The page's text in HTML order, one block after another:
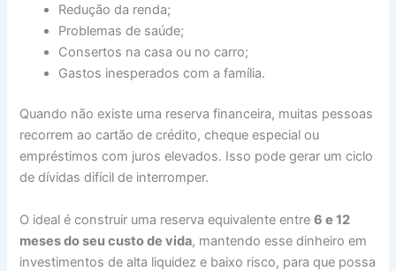
Redução da renda;
Problemas de saúde;
Consertos na casa ou no carro;
Gastos inesperados com a família.
Quando não existe uma reserva financeira, muitas pessoas
recorrem ao cartão de crédito, cheque especial ou
empréstimos com juros elevados. Isso pode gerar um ciclo
de dívidas difícil de interromper.
O ideal é construir uma reserva equivalente entre6 e 12
meses do seu custo de vida, mantendo esse dinheiro em
investimentos de alta liquidez e baixo risco, para que possa